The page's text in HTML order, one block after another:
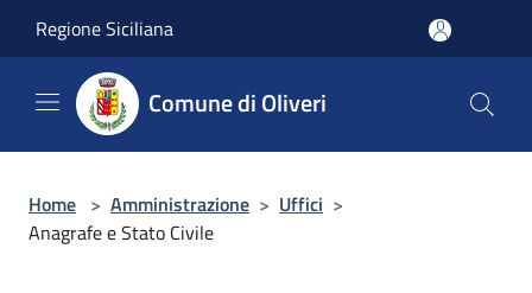
Regione Siciliana
Comune di Oliveri
Home > Amministrazione > Uffici >
Anagrafe e Stato Civile